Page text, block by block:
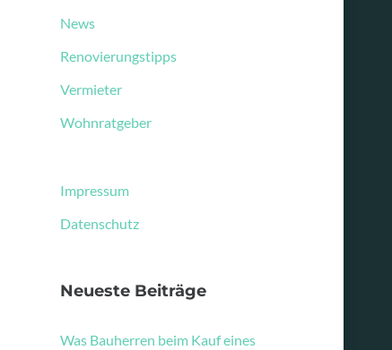
News
Renovierungstipps
Vermieter
Wohnratgeber
Impressum
Datenschutz
Neueste Beiträge
Was Bauherren beim Kauf eines